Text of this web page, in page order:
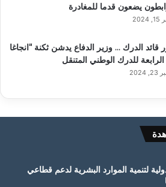
يضعون قدما للمغادرة
قائد الدرك … وزير الدفاع يدشن ثكنة “انجاغا
الرابعة للدرك الوطني المتنقل
لتنمية الموارد البشرية لدعم قطاعي